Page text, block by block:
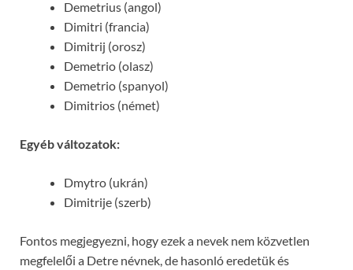
Demetrius (angol)
Dimitri (francia)
Dimitrij (orosz)
Demetrio (olasz)
Demetrio (spanyol)
Dimitrios (német)
Egyéb változatok:
Dmytro (ukrán)
Dimitrije (szerb)
Fontos megjegyezni, hogy ezek a nevek nem közvetlen
megfelelői a Detre névnek, de hasonló eredetük és